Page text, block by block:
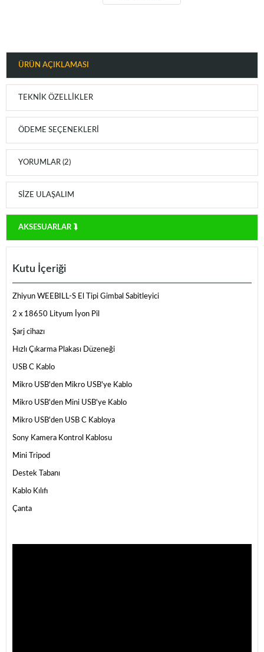
ÜRÜN AÇIKLAMASI
TEKNIK ÖZELLIKLER
ÖDEME SEÇENEKLERI
YORUMLAR (2)
SIZE ULAŞALIM
AKSESUARLAR ⮯
Kutu İçeriği
Zhiyun WEEBILL-S El Tipi Gimbal Sabitleyici
2 x 18650 Lityum İyon Pil
Şarj cihazı
Hızlı Çıkarma Plakası Düzeneği
USB C Kablo
Mikro USB'den Mikro USB'ye Kablo
Mikro USB'den Mini USB'ye Kablo
Mikro USB'den USB C Kabloya
Sony Kamera Kontrol Kablosu
Mini Tripod
Destek Tabanı
Kablo Kılıfı
Çanta